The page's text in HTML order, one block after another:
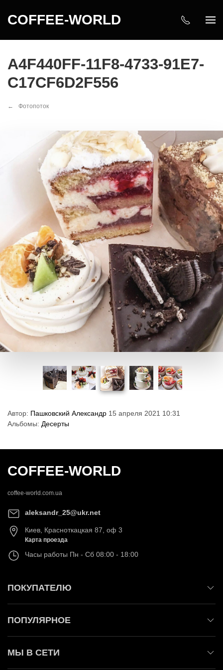
COFFEE-WORLD
A4F440FF-11F8-4733-91E7-
C17CF6D2F556
Фотопоток
Автор: Пашковский Александр 15 апреля 2021 10:31
Альбомы: Десерты
COFFEE-WORLD
coffee-world.com.ua
aleksandr_25@ukr.net
Киев Красноткацкая 87, оф 3
Карта проезда
Часы работы Пн - Сб 08:00 - 18:00
ПОКУПАТЕЛЮ
ПОПУЛЯРНОЕ
МЫ В СЕТИ